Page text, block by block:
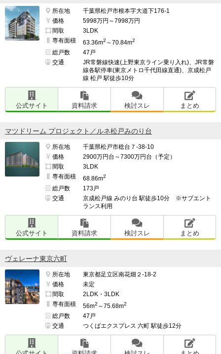
所在地
千葉県松戸市根本字大道下176-1
価格
5998万円～7998万円
間取
3LDK
専有面積
63.36m2 ～70.84m2
総戸数
47戸
交通
JR常磐線快速(上野東京ライン乗り入れ)、JR常磐
線各駅停車(東京メトロ千代田線直通)、京成松戸
線 松戸 駅徒歩10分
公式サイト 資料請求 検討スレ まとめ
マツドリーム プロジェクト／ルネ松戸みのり台
所在地
千葉県松戸市稔台７-38-10
価格
2900万円台～7300万円台（予定）
間取
3LDK
専有面積
68.86m2
総戸数
173戸
交通
京成松戸線 みのり台 駅徒歩10分 ※サブエント
ランス利用
公式サイト 資料請求 検討スレ まとめ
ヴェレーナ東京六町
所在地
東京都足立区南花畑２-18-2
価格
未定
間取
2LDK・3LDK
専有面積
56m2 ～75.68m2
総戸数
47戸
交通
つくばエクスプレス 六町 駅徒歩12分